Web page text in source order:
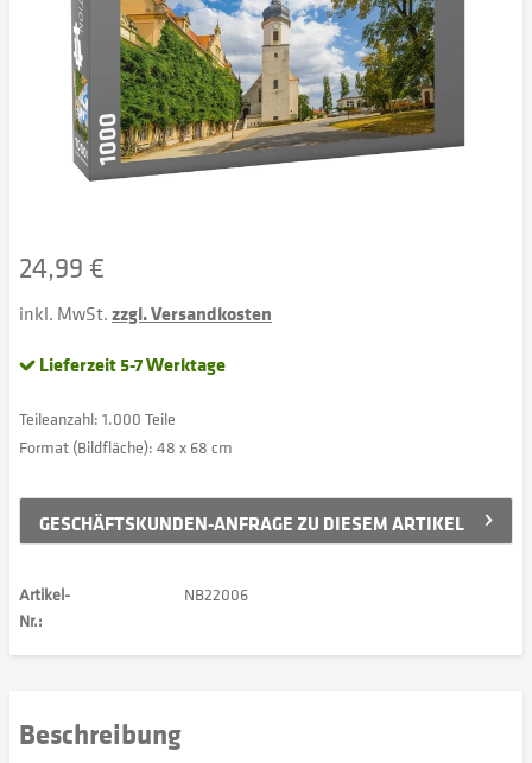
24,99 €
inkl. MwSt.zzgl. Versandkosten
Lieferzeit 5-7 Werktage
Teileanzahl: 1.000 Teile
Format (Bildfläche): 48 x 68 cm
GESCHÄFTSKUNDEN-ANFRAGE ZU DIESEM ARTIKEL
Artikel-
Nr.:
NB22006
Beschreibung